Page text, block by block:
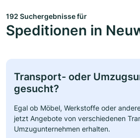
192 Suchergebnisse für
Speditionen in
Transport- oder
gesucht?
Egal ob Möbel, Werkstoffe oder
jetzt Angebote von verschiedenen
Umzugunternehmen erhalten.